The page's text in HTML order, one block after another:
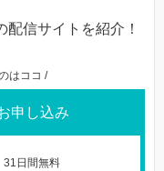
信サイトを紹介！
はココ /
申し込み
31日間無料